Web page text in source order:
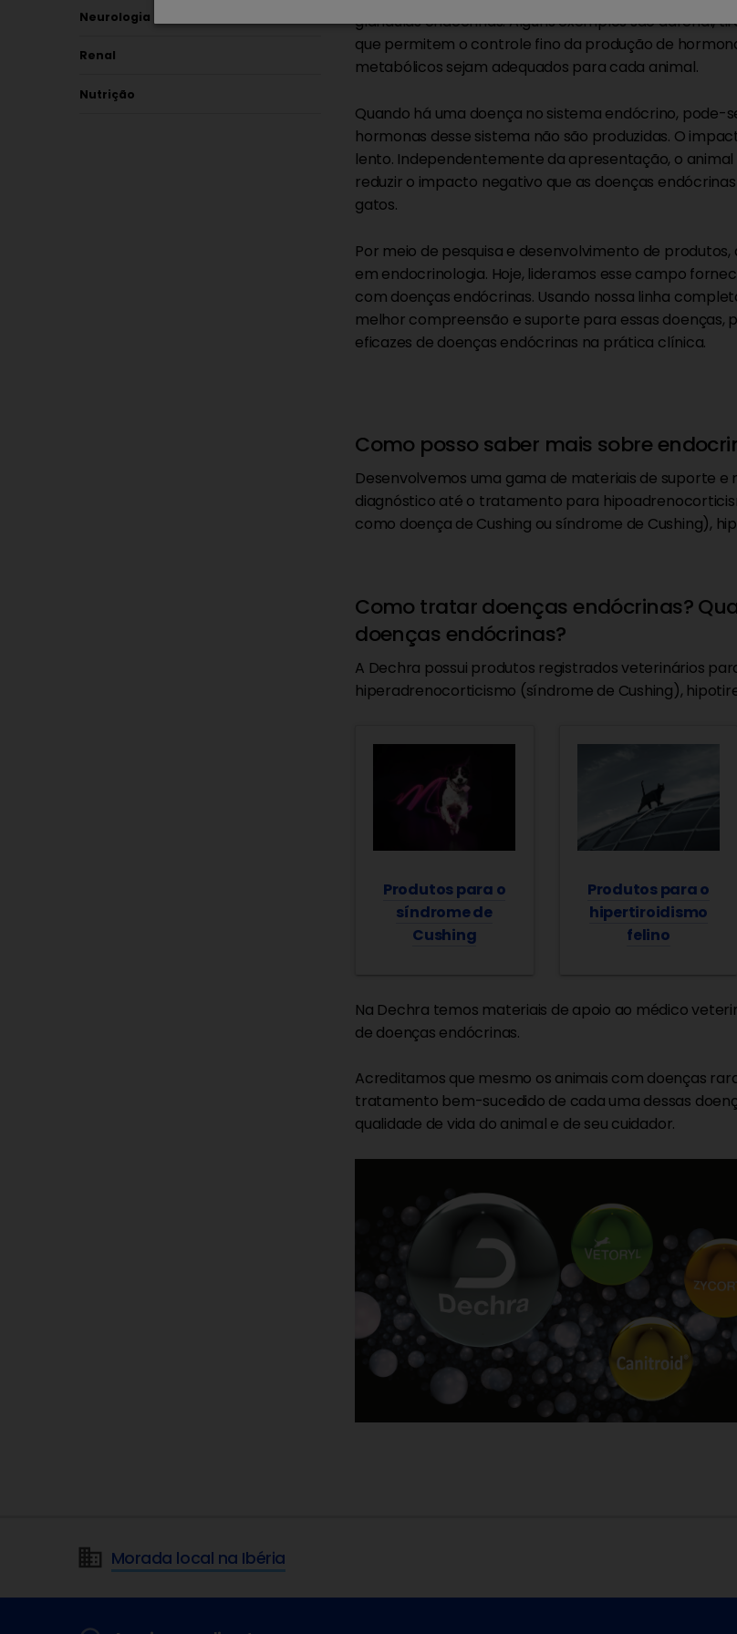
Neurologia
Renal
Nutrição
glândulas endócrinas. Alguns exemplos são adrenal,
que permitem o controle fino da produção de
metabólicos sejam adequados para cada animal.
Quando há uma doença no sistema endócrino, pode-
hormonas desse sistema não são produzidas. O
lento. Independentemente da apresentação, o
reduzir o impacto negativo que as doenças
gatos.
Por meio de pesquisa e desenvolvimento de
em endocrinologia. Hoje, lideramos esse campo
com doenças endócrinas. Usando nossa linha
melhor compreensão e suporte para essas
eficazes de doenças endócrinas na prática clínica.
Como posso saber mais sobre
Desenvolvemos uma gama de materiais de suporte
diagnóstico até o tratamento para
como doença de Cushing ou síndrome de Cushing),
Como tratar doenças endócrinas?
doenças endócrinas?
A Dechra possui produtos registrados veterinários
hiperadrenocorticismo (síndrome de Cushing),
Produtos para o
síndrome de
Cushing
Produtos para o
hipertiroidismo
felino
Na Dechra temos materiais de apoio ao médico
de doenças endócrinas.
Acreditamos que mesmo os animais com doenças
tratamento bem-sucedido de cada uma dessas
qualidade de vida do animal e de seu cuidador.
Morada local na Ibéria